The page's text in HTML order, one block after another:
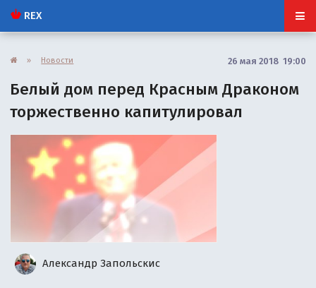
REX
» Новости 26 мая 2018 19:00
Белый дом перед Красным Драконом
торжественно капитулировал
Александр Запольскис